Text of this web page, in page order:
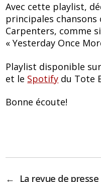
Avec cette playlist,
principales chansons
Carpenters, comme
« Yesterday Once
Playlist disponible
et le Spotify du Tote
Bonne écoute!
← La revue de